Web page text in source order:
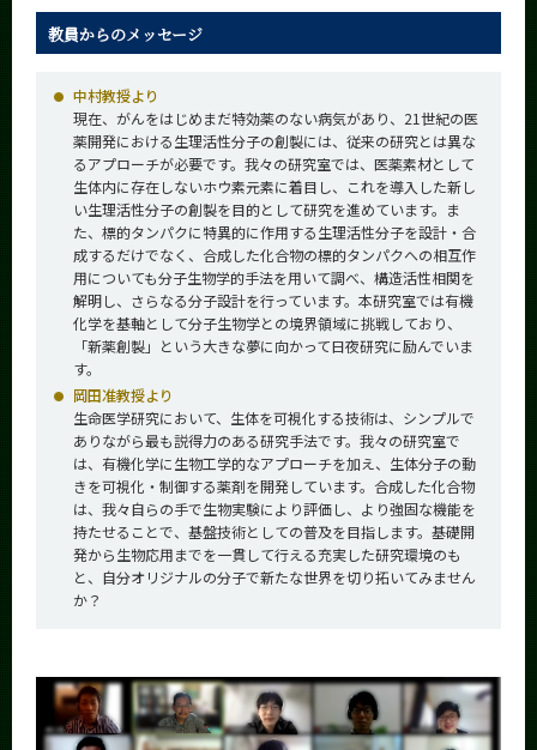
教員からのメッセージ
中村教授より
現在、がんをはじめまだ特効薬のない病気があり、21世紀の医
薬開発における生理活性分子の創製には、従来の研究とは異な
るアプローチが必要です。我々の研究室では、医薬素材として
生体内に存在しないホウ素元素に着目し、これを導入した新し
い生理活性分子の創製を目的として研究を進めています。ま
た、標的タンパクに特異的に作用する生理活性分子を設計・合
成するだけでなく、合成した化合物の標的タンパクへの相互作
用についても分子生物学的手法を用いて調べ、構造活性相関を
解明し、さらなる分子設計を行っています。本研究室では有機
化学を基軸として分子生物学との境界領域に挑戦しており、
「新薬創製」という大きな夢に向かって日夜研究に励んでいま
す。
岡田准教授より
生命医学研究において、生体を可視化する技術は、シンプルで
ありながら最も説得力のある研究手法です。我々の研究室で
は、有機化学に生物工学的なアプローチを加え、生体分子の動
きを可視化・制御する薬剤を開発しています。合成した化合物
は、我々自らの手で生物実験により評価し、より強固な機能を
持たせることで、基盤技術としての普及を目指します。基礎開
発から生物応用までを一貫して行える充実した研究環境のも
と、自分オリジナルの分子で新たな世界を切り拓いてみません
か？